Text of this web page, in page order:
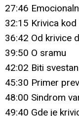
27:46
32:15 Krivica
36:42 Od krivice
39:50 O sramu
42:02 Biti
45:30 Primer
48:00 Sindrom
49:40 Gde je